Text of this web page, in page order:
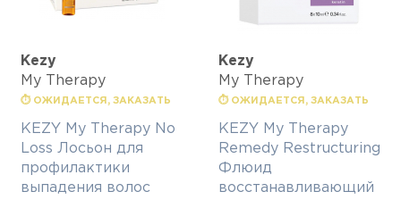
Kezy
My Therapy
⏱ ОЖИДАЕТСЯ, ЗАКАЗАТЬ
KEZY My Therapy No
Loss Лосьон для
профилактики
выпадения волос
Kezy
My Therapy
⏱ ОЖИДАЕТСЯ, ЗАКАЗАТЬ
KEZY My Therapy
Remedy Restructuring
Флюид
восстанавливающий